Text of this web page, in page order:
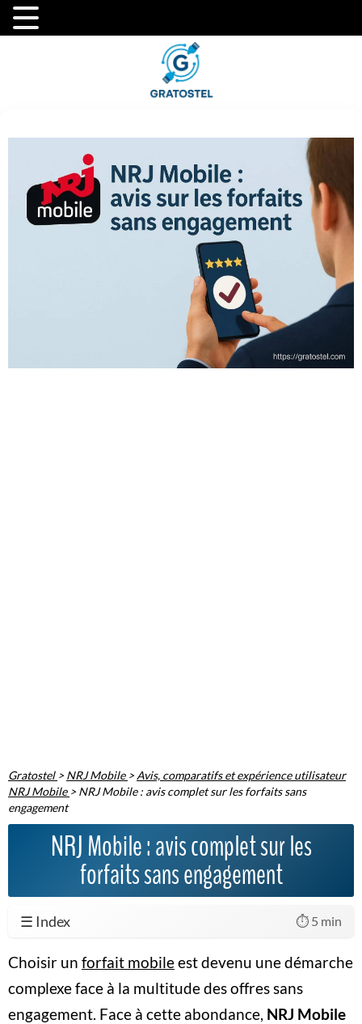
Gratostel >NRJ Mobile >Avis, comparatifs et expérience utilisateur
NRJ Mobile >NRJ Mobile : avis complet sur les forfaits sans
engagement
NRJ Mobile : avis complet sur les
forfaits sans engagement
☰ Index ⏱️ 5 min
Choisir un forfait mobileest devenu une démarche
complexe face à la multitude des offres sans
engagement. Face à cette abondance, NRJ Mobile